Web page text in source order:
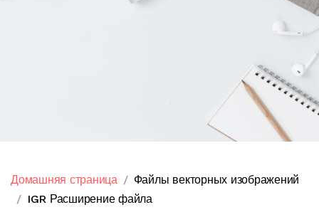
Домашняя страница
Файлы векторных изображений
IGR Расширение файла